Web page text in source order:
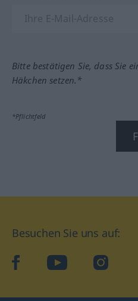
Bitte bestätigen Sie, dass Sie
Häkchen setzen.*
*Pflichtfeld
Besuchen Sie uns auf:
facebookYouTube